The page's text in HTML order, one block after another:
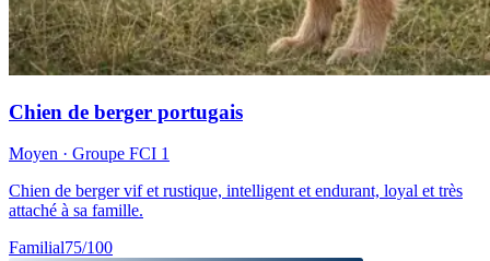
Chien de berger portugais
Moyen · Groupe FCI 1
Chien de berger vif et rustique, intelligent et endurant, loyal et très
attaché à sa famille.
Familial75/100